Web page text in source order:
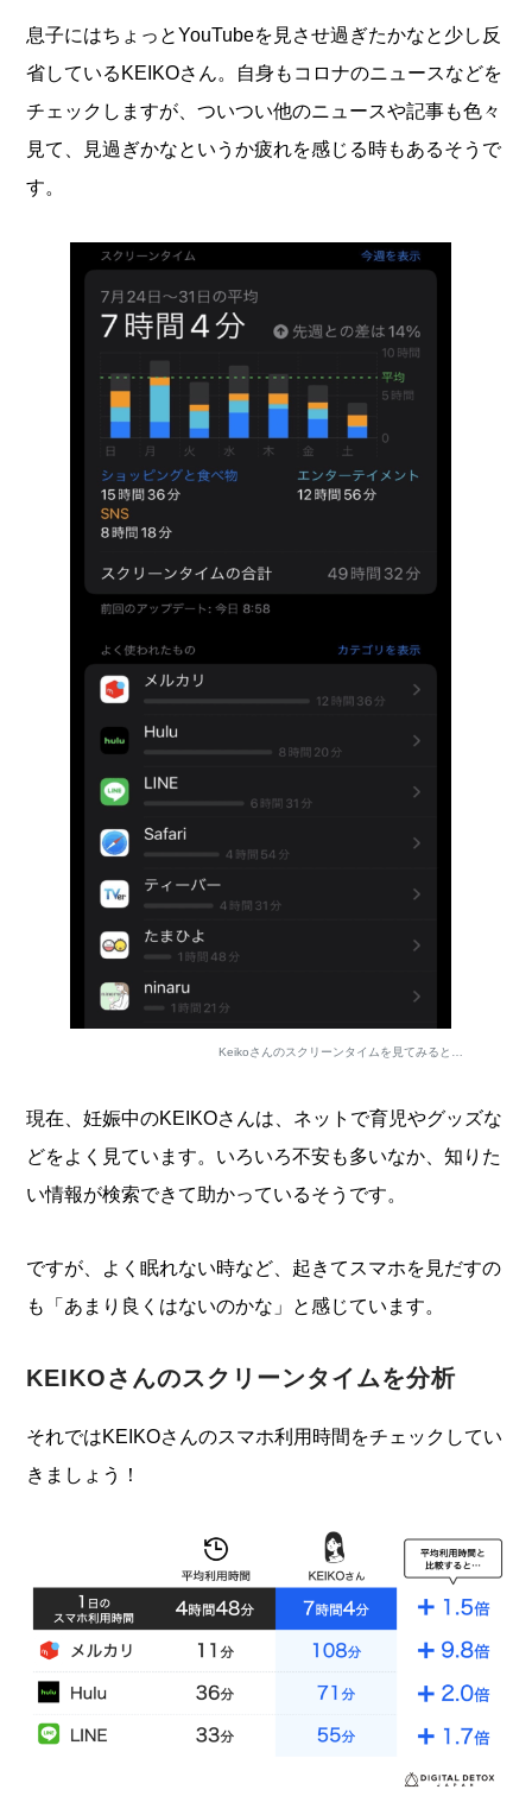
息子にはちょっとYouTubeを見させ過ぎたかなと少し反
省しているKEIKOさん。自身もコロナのニュースなどを
チェックしますが、ついつい他のニュースや記事も色々
見て、見過ぎかなというか疲れを感じる時もあるそうで
す。
Keikoさんのスクリーンタイムを見てみると…
現在、妊娠中のKEIKOさんは、ネットで育児やグッズな
どをよく見ています。いろいろ不安も多いなか、知りた
い情報が検索できて助かっているそうです。
ですが、よく眠れない時など、起きてスマホを見だすの
も「あまり良くはないのかな」と感じています。
KEIKOさんのスクリーンタイムを分析
それではKEIKOさんのスマホ利用時間をチェックしてい
きましょう！